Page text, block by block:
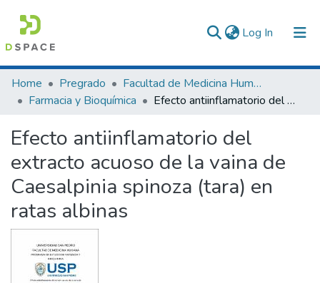
Log In (current)
Communities & Collections
All of DSpace
Statistics
Home Pregrado
Facultad de Medicina Humana
Farmacia y Bioquímica
Efecto antiinflamatorio del extracto acuoso de la vaina de Caesalpinia spinoza (tara) en ratas albinas
Efecto antiinflamatorio del
extracto acuoso de la vaina de
Caesalpinia spinoza (tara) en
ratas albinas